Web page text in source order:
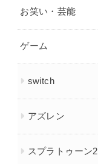
お笑い・芸能
ゲーム
switch
アズレン
スプラトゥーン2